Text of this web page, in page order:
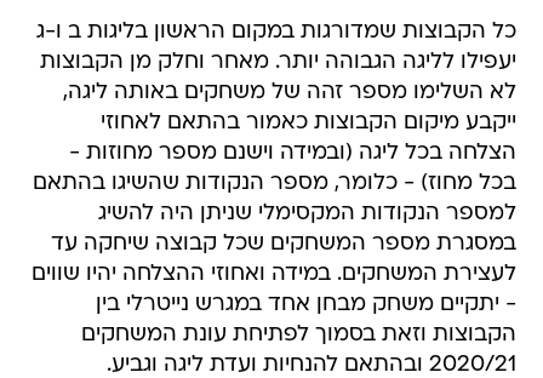
כל הקבוצות שמדורגות במקום הראשון בליגות ב ו-ג
יעפילו לליגה הגבוהה יותר. מאחר וחלק מן הקבוצות
לא השלימו מספר זהה של משחקים באותה ליגה,
ייקבע מיקום הקבוצות כאמור בהתאם לאחוזי
הצלחה בכל ליגה (ובמידה וישנם מספר מחוזות -
בכל מחוז) - כלומר, מספר הנקודות שהשיגו בהתאם
למספר הנקודות המקסימלי שניתן היה להשיג
במסגרת מספר המשחקים שכל קבוצה שיחקה עד
לעצירת המשחקים. במידה ואחוזי ההצלחה יהיו שווים
- יתקיים משחק מבחן אחד במגרש נייטרלי בין
הקבוצות וזאת בסמוך לפתיחת עונת המשחקים
2020/21 ובהתאם להנחיות ועדת ליגה וגביע.